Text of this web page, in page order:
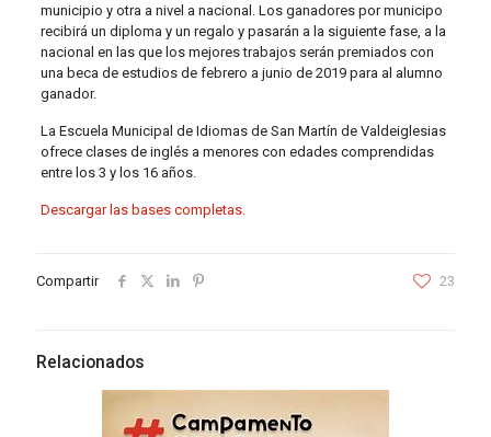
municipio y otra a nivel a nacional. Los ganadores por municipo
recibirá un diploma y un regalo y pasarán a la siguiente fase, a la
nacional en las que los mejores trabajos serán premiados con
una beca de estudios de febrero a junio de 2019 para al alumno
ganador.
La Escuela Municipal de Idiomas de San Martín de Valdeiglesias
ofrece clases de inglés a menores con edades comprendidas
entre los 3 y los 16 años.
Descargar las bases completas.
Compartir 23
Relacionados